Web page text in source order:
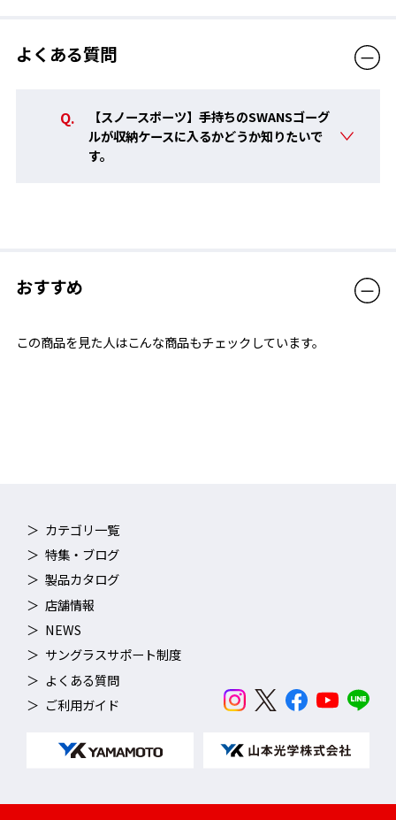
ります。あらかじめご了承く
よくある質問
【スノースポーツ】手持ちのSWANSゴーグ
ルが収納ケースに入るかどうか知りたいで
す。
おすすめ
この商品を見た人はこんな商品もチェックしています。
カテゴリ一覧
特集・ブログ
製品カタログ
店舗情報
NEWS
サングラスサポート制度
よくある質問
ご利用ガイド